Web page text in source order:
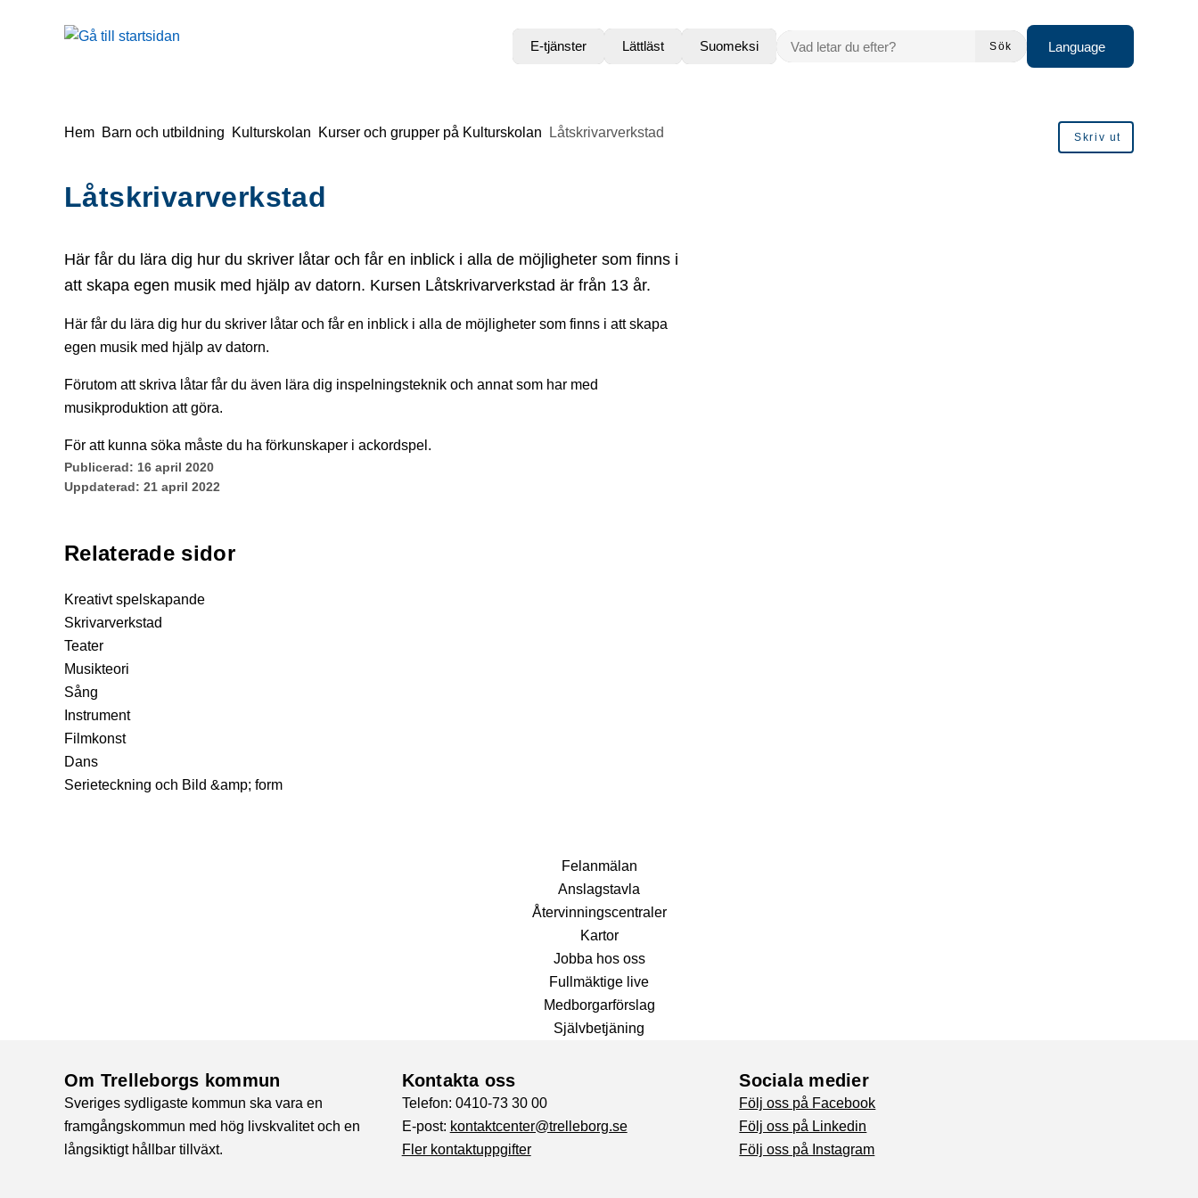
Gå till innehåll
till sidomeny
E-tjänster
Lättläst Suomeksi
VAD LETAR DU EFTER?
Sök
Language
Du är här:
Hem Barn och utbildning Kulturskolan Kurser och grupper på Kulturskolan Låtskrivarverkstad Skriv ut
Låtskrivarverkstad
Här får du lära dig hur du skriver låtar och får en inblick i alla de möjligheter som finns i
att skapa egen musik med hjälp av datorn. Kursen Låtskrivarverkstad är från 13 år.
Här får du lära dig hur du skriver låtar och får en inblick i alla de möjligheter som finns i att skapa
egen musik med hjälp av datorn.
Förutom att skriva låtar får du även lära dig inspelningsteknik och annat som har med
musikproduktion att göra.
För att kunna söka måste du ha förkunskaper i ackordspel.
Publicerad: 16 april 2020
Uppdaterad: 21 april 2022
Relaterade sidor
Kreativt spelskapande
Skrivarverkstad
Teater
Musikteori
Sång
Instrument
Filmkonst
Dans
Serieteckning och Bild &amp; form
Fel­anmälan
Anslags­tavla
Återvinnings­centraler
Kartor
Jobba hos oss
Fullmäktige live
Medborgarförslag
Självbetjäning
Om Trelleborgs kommun
Sveriges sydligaste kommun ska vara en
framgångskommun med hög livskvalitet och en
långsiktigt hållbar tillväxt.
Kontakta oss
Telefon: 0410-73 30 00
E-post: kontaktcenter@trelleborg.se
Fler kontaktuppgifter
Sociala medier
Följ oss på Facebook
Följ oss på Linkedin
Följ oss på Instagram